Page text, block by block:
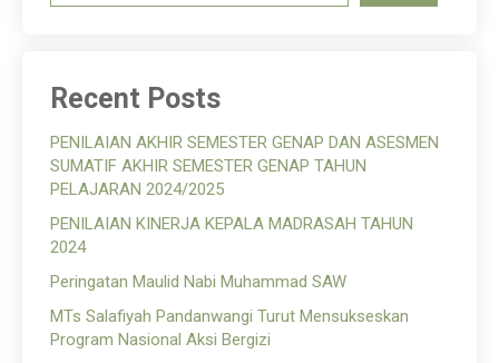
Recent Posts
PENILAIAN AKHIR SEMESTER GENAP DAN ASESMEN
SUMATIF AKHIR SEMESTER GENAP TAHUN
PELAJARAN 2024/2025
PENILAIAN KINERJA KEPALA MADRASAH TAHUN
2024
Peringatan Maulid Nabi Muhammad SAW
MTs Salafiyah Pandanwangi Turut Mensukseskan
Program Nasional Aksi Bergizi